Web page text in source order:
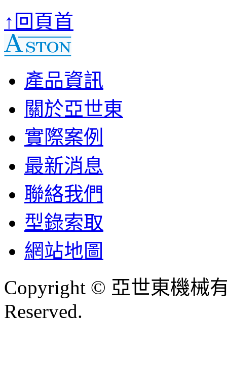
↑回頁首
產品資訊
關於亞世東
實際案例
最新消息
聯絡我們
型錄索取
網站地圖
Copyright © 亞世東機械
Reserved.